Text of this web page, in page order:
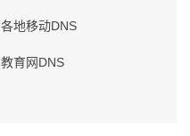
各地移动DNS
教育网DNS